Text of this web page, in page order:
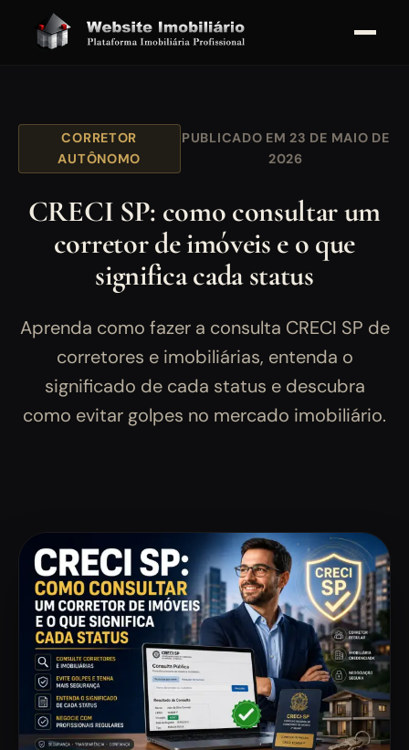
CORRETOR
AUTÔNOMO
PUBLICADO EM 23 DE MAIO DE
2026
CRECI SP: como consultar um
corretor de imóveis e o que
significa cada status
Aprenda como fazer a consulta CRECI SP de
corretores e imobiliárias, entenda o
significado de cada status e descubra
como evitar golpes no mercado imobiliário.